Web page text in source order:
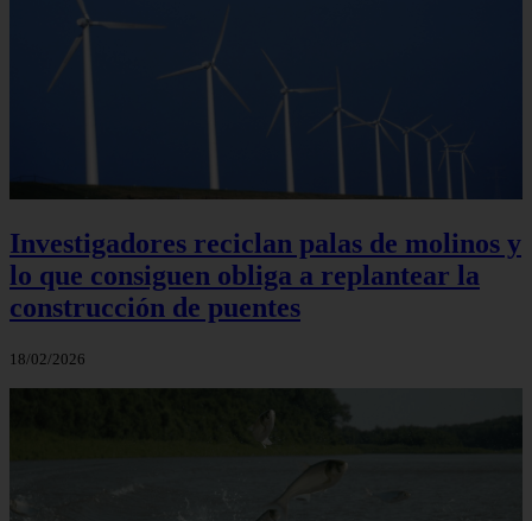
Investigadores reciclan palas de molinos y
lo que consiguen obliga a replantear la
construcción de puentes
18/02/2026